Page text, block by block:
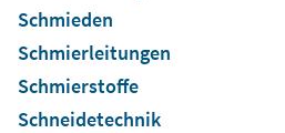
Schmieden
Schmierleitungen
Schmierstoffe
Schneidetechnik